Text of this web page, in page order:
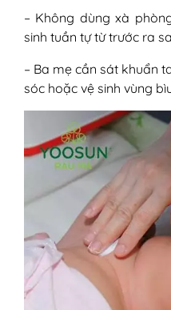
– Không dùng xà
sinh tuần tự từ trước ra
– Ba mẹ cần sát khuẩn
sóc hoặc vệ sinh vùng